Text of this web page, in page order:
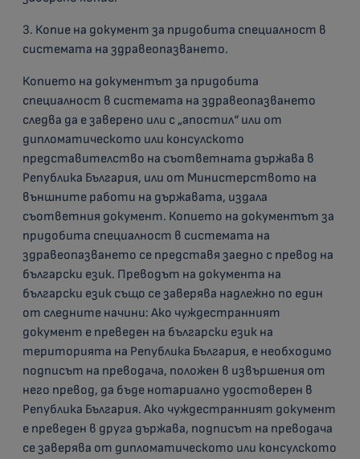
3. Копие на документ за придобита специалност в
системата на здравеопазването.
Копието на документът за придобита
специалност в системата на здравеопазването
следва да е заверено или с „апостил“ или от
дипломатическото или консулското
представителство на съответната държава в
Република България, или от Министерството на
външните работи на държавата, издала
съответния документ. Копието на документът за
придобита специалност в системата на
здравеопазването се представя заедно с превод на
български език. Преводът на документа на
български език също се заверява надлежно по един
от следните начини: Ако чуждестранният
документ е преведен на български език на
територията на Република България, е необходимо
подписът на преводача, положен в извършения от
него превод, да бъде нотариално удостоверен в
Република България. Ако чуждестранният документ
е преведен в друга държава, подписът на преводача
се заверява от дипломатическото или консулското